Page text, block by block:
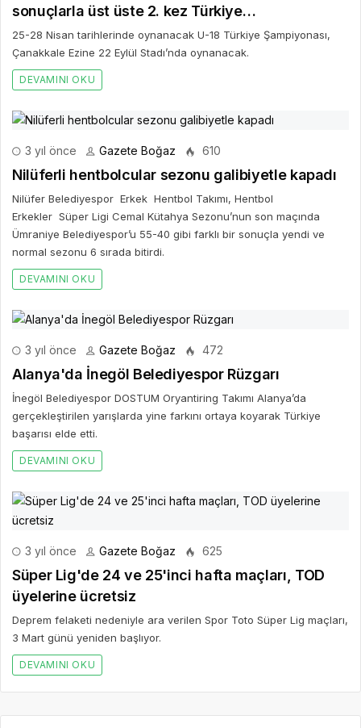
sonuçlarla üst üste 2. kez Türkiye
Şampiyonası'na katılma hakkı kazandı
25-28 Nisan tarihlerinde oynanacak U-18 Türkiye Şampiyonası,
Çanakkale Ezine 22 Eylül Stadı’nda oynanacak.
DEVAMINI OKU
3 yıl önce Gazete Boğaz 610
Nilüferli hentbolcular sezonu galibiyetle kapadı
Nilüfer Belediyespor Erkek Hentbol Takımı, Hentbol
Erkekler Süper Ligi Cemal Kütahya Sezonu’nun son maçında
Ümraniye Belediyespor’u 55-40 gibi farklı bir sonuçla yendi ve
normal sezonu 6 sırada bitirdi.
DEVAMINI OKU
3 yıl önce Gazete Boğaz 472
Alanya'da İnegöl Belediyespor Rüzgarı
İnegöl Belediyespor DOSTUM Oryantiring Takımı Alanya’da
gerçekleştirilen yarışlarda yine farkını ortaya koyarak Türkiye
başarısı elde etti.
DEVAMINI OKU
3 yıl önce Gazete Boğaz 625
Süper Lig'de 24 ve 25'inci hafta maçları, TOD
üyelerine ücretsiz
Deprem felaketi nedeniyle ara verilen Spor Toto Süper Lig maçları,
3 Mart günü yeniden başlıyor.
DEVAMINI OKU